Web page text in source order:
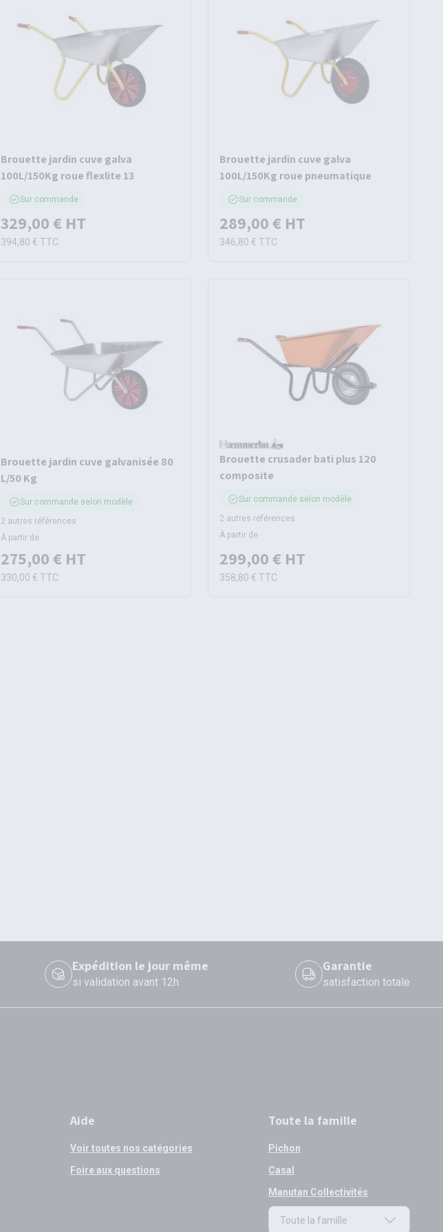
Brouette jardin cuve galva
100L/150Kg roue flexlite 13
Sur commande
329,00 € HT
394,80 € TTC
Brouette jardin cuve galva
100L/150Kg roue pneumatique
Sur commande
289,00 € HT
346,80 € TTC
Brouette jardin cuve galvanisée 80
L/50 Kg
Sur commande selon modèle
2 autres références
À partir de
275,00 € HT
330,00 € TTC
Brouette crusader bati plus 120
composite
Sur commande selon modèle
2 autres références
À partir de
299,00 € HT
358,80 € TTC
Expédition le jour même
si validation avant 12h
Garantie
satisfaction totale
Aide
Voir toutes nos catégories
Foire aux questions
Toute la famille
Pichon
Casal
Manutan Collectivités
Toute la famille